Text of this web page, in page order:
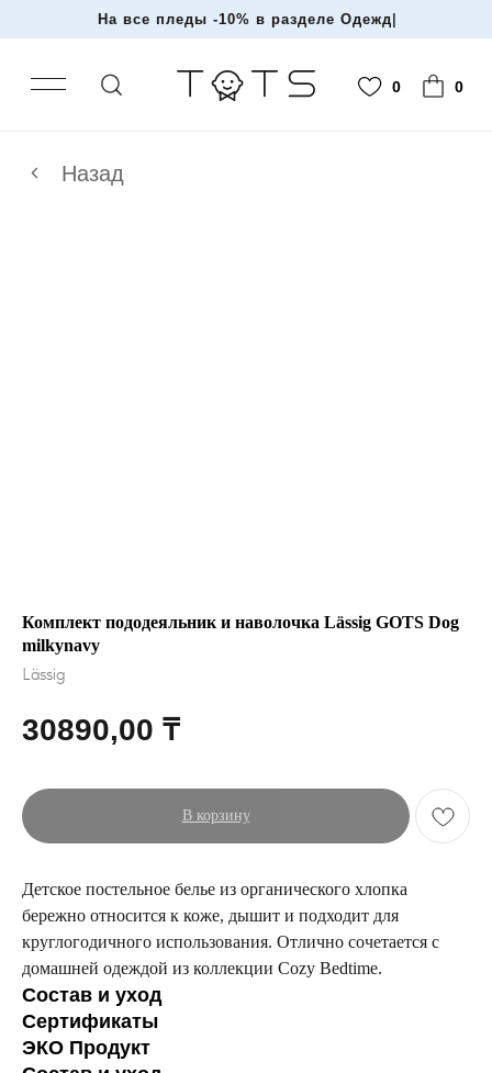
На все пледы -10% в разделе О|
Комплект пододеяльник и наволочка Lässig GOTS Dog
milkynavy
Lässig
30890,00 ₸
В корзину
Детское постельное белье из органического хлопка
бережно относится к коже, дышит и подходит для
круглогодичного использования. Отлично сочетается с
домашней одеждой из коллекции Cozy Bedtime.
Состав и уход
Сертификаты
ЭКО Продукт